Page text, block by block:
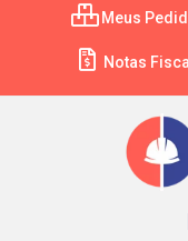
Meus
Notas